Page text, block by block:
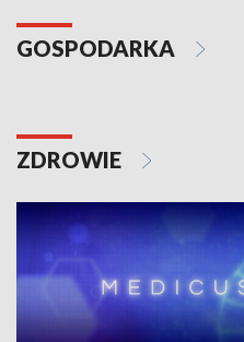
GOSPODARKA
ZDROWIE